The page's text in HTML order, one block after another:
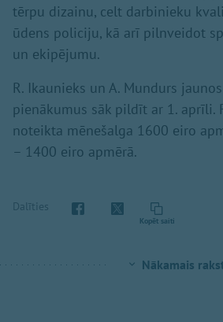
tērpu dizainu, celt darbinieku
ūdens policiju, kā arī pilnveidot
un ekipējumu.
R. Ikaunieks un A. Mundurs
pienākumus sāk pildīt ar 1. aprīli.
noteikta mēnešalga 1600 eiro
– 1400 eiro apmērā.
Dalīties
Kopēt saiti
Nākamais